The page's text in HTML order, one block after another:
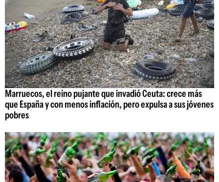
Marruecos, el reino pujante que invadió Ceuta: crece más
que España y con menos inflación, pero expulsa a sus jóvenes
pobres